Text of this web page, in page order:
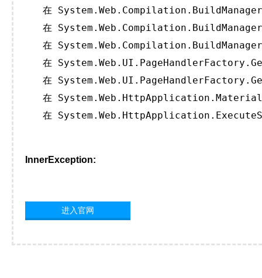
在
在
在
在
在
在
在
InnerException:
进入官网